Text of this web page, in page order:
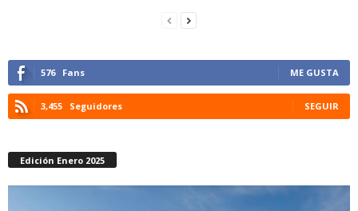
576 Fans ME GUSTA
3,455 Seguidores SEGUIR
Edición Enero 2025